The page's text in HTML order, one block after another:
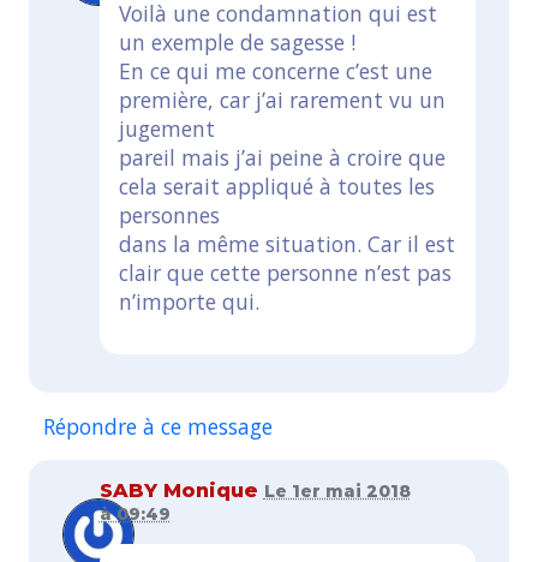
Voilà une condamnation qui est
un exemple de sagesse !
En ce qui me concerne c’est une
première, car j’ai rarement vu un
jugement
pareil mais j’ai peine à croire que
cela serait appliqué à toutes les
personnes
dans la même situation. Car il est
clair que cette personne n’est pas
n’importe qui.
Répondre à ce message
SABY Monique Le 1er mai 2018
à 09:49